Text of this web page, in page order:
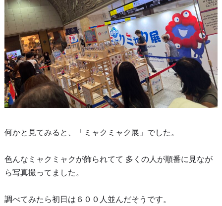
何かと見てみると、「ミャクミャク展」でした。
色んなミャクミャクが飾られてて 多くの人が順番に見なが
ら写真撮ってました。
調べてみたら初日は６００人並んだそうです。